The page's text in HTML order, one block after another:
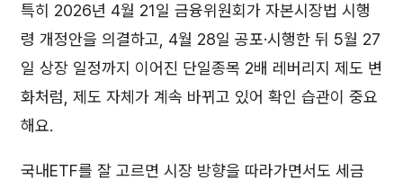
특히 2026년 4월 21일 금융위원회가 자본시장법 시행
령 개정안을 의결하고, 4월 28일 공포·시행한 뒤 5월 27
일 상장 일정까지 이어진 단일종목 2배 레버리지 제도 변
화처럼, 제도 자체가 계속 바뀌고 있어 확인 습관이 중요
해요.
국내ETF를 잘 고르면 시장 방향을 따라가면서도 세금